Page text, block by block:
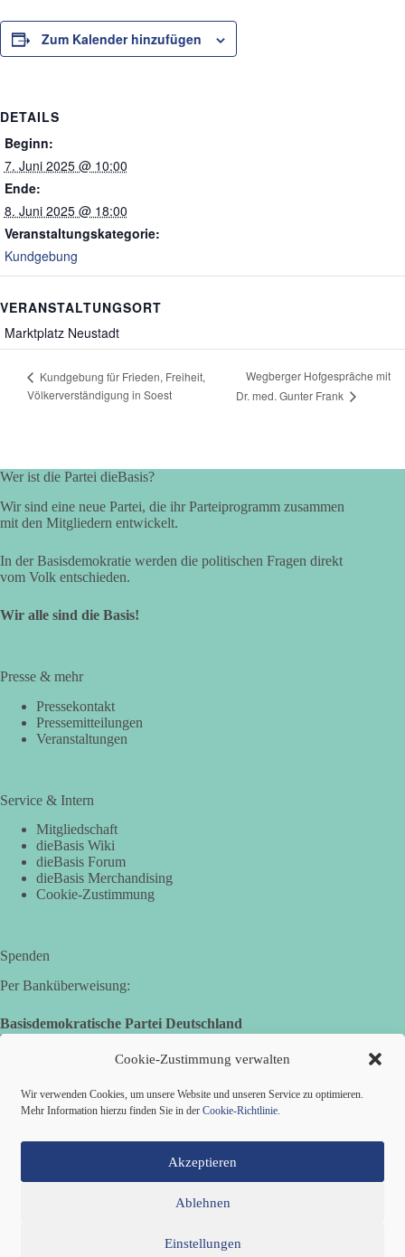
Cookie-Zustimmung verwalten
Wir verwenden Cookies, um unsere Website und unseren Service zu optimieren.
Mehr Information hierzu finden Sie in der Cookie-Richtlinie.
Akzeptieren
Ablehnen
Einstellungen
Zum Kalender hinzufügen
DETAILS
Beginn:
7. Juni 2025 @ 10:00
Ende:
8. Juni 2025 @ 18:00
Veranstaltungskategorie:
Kundgebung
VERANSTALTUNGSORT
Marktplatz Neustadt
Kundgebung für Frieden, Freiheit,
Völkerverständigung in Soest
Wegberger Hofgespräche mit
Dr. med. Gunter Frank
Wer ist die Partei dieBasis?
Wir sind eine neue Partei, die ihr Parteiprogramm zusammen
mit den Mitgliedern entwickelt.
In der Basisdemokratie werden die politischen Fragen direkt
vom Volk entschieden.
Wir alle sind die Basis!
Presse & mehr
Pressekontakt
Pressemitteilungen
Veranstaltungen
Service & Intern
Mitgliedschaft
dieBasis Wiki
dieBasis Forum
dieBasis Merchandising
Cookie-Zustimmung
Spenden
Per Banküberweisung:
Basisdemokratische Partei Deutschland
Landesverband Nordrhein-Westfalen
IBAN: DE14 3005 0110 1008 4913 08
(es kann zu Fehlermeldungen kommen, die jedoch keine
Auswirkungen haben.)
Kontakt
Cookie-Richtlinie (EU)